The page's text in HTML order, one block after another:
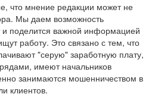
что мнение редакции может не
Мы даем возможность
и поделится важной информацией
работу. Это связано с тем, что
"серую" заработную плату,
имеют начальников
занимаются мошенничеством в
клиентов.